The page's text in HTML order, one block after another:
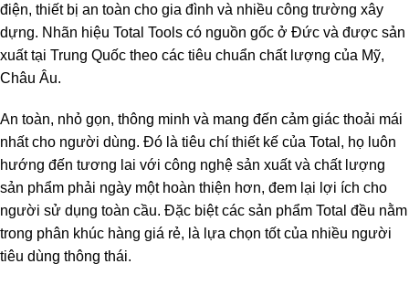
điện, thiết bị an toàn cho gia đình và nhiều công trường xây
dựng. Nhãn hiệu Total Tools có nguồn gốc ở Đức và được sản
xuất tại Trung Quốc theo các tiêu chuẩn chất lượng của Mỹ,
Châu Âu.
An toàn, nhỏ gọn, thông minh và mang đến cảm giác thoải mái
nhất cho người dùng. Đó là tiêu chí thiết kế của Total, họ luôn
hướng đến tương lai với công nghệ sản xuất và chất lượng
sản phẩm phải ngày một hoàn thiện hơn, đem lại lợi ích cho
người sử dụng toàn cầu. Đặc biệt các sản phẩm Total đều nằm
trong phân khúc hàng giá rẻ, là lựa chọn tốt của nhiều người
tiêu dùng thông thái.